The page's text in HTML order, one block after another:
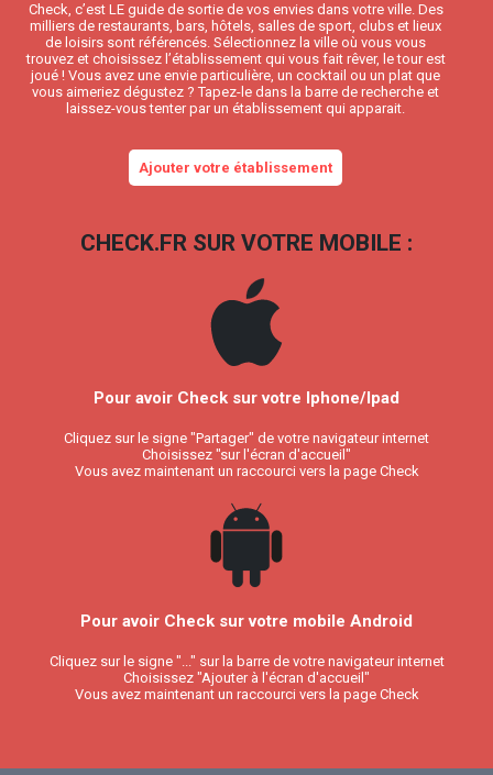
Check, c’est LE guide de sortie de vos envies dans votre ville. Des
milliers de restaurants, bars, hôtels, salles de sport, clubs et lieux
de loisirs sont référencés. Sélectionnez la ville où vous vous
trouvez et choisissez l’établissement qui vous fait rêver, le tour est
joué ! Vous avez une envie particulière, un cocktail ou un plat que
vous aimeriez dégustez ? Tapez-le dans la barre de recherche et
laissez-vous tenter par un établissement qui apparait.
Ajouter votre établissement
CHECK.FR SUR VOTRE MOBILE :
Pour avoir Check sur votre Iphone/Ipad
Cliquez sur le signe "Partager" de votre navigateur internet
Choisissez "sur l'écran d'accueil"
Vous avez maintenant un raccourci vers la page Check
Pour avoir Check sur votre mobile Android
Cliquez sur le signe "..." sur la barre de votre navigateur internet
Choisissez "Ajouter à l'écran d'accueil"
Vous avez maintenant un raccourci vers la page Check